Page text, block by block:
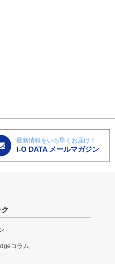
最新情報をいち早くお届け！
I-O DATA メールマガジン
ク
コラム